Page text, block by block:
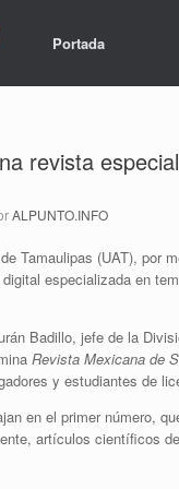
Portada
revista
ALPUNTO.INFO
Tamaulipas (UAT), por
especializada en
Badillo, jefe de la
Revista Mexicana de
y estudiantes de
en el primer número,
artículos científicos